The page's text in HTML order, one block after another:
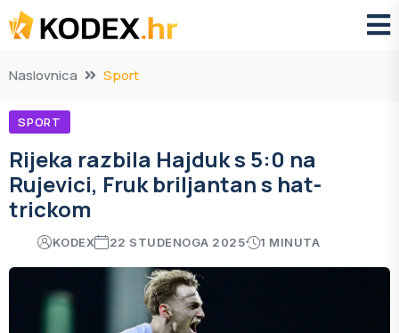
Naslovnica Sport
SPORT
Rijeka razbila Hajduk s 5:0 na
Rujevici, Fruk briljantan s hat-
trickom
KODEX 22 STUDENOGA 2025 1 MINUTA